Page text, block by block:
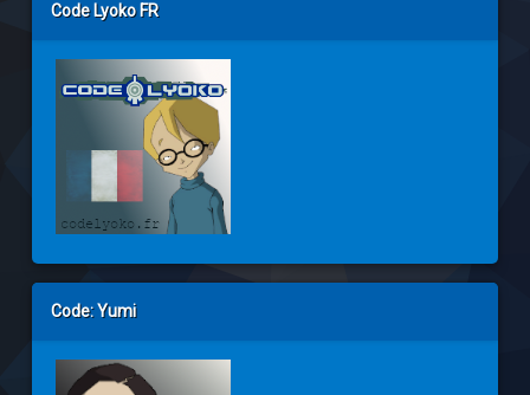
Code Lyoko FR
Code: Yumi